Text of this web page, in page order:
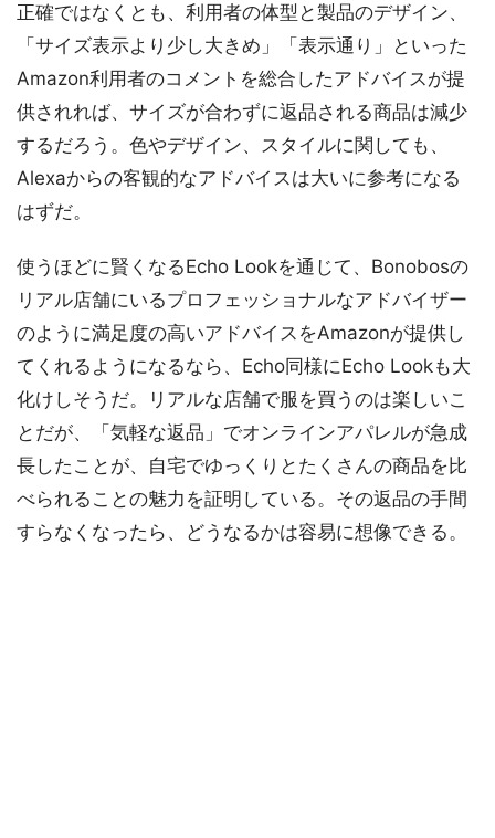
正確ではなくとも、利用者の体型と製品のデザイン、
「サイズ表示より少し大きめ」「表示通り」といった
Amazon利用者のコメントを総合したアドバイスが提
供されれば、サイズが合わずに返品される商品は減少
するだろう。色やデザイン、スタイルに関しても、
Alexaからの客観的なアドバイスは大いに参考になる
はずだ。
使うほどに賢くなるEcho Lookを通じて、Bonobosの
リアル店舗にいるプロフェッショナルなアドバイザー
のように満足度の高いアドバイスをAmazonが提供し
てくれるようになるなら、Echo同様にEcho Lookも大
化けしそうだ。リアルな店舗で服を買うのは楽しいこ
とだが、「気軽な返品」でオンラインアパレルが急成
長したことが、自宅でゆっくりとたくさんの商品を比
べられることの魅力を証明している。その返品の手間
すらなくなったら、どうなるかは容易に想像できる。